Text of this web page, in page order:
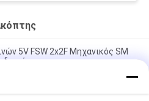
5V FSW 2x2F Μηχανικός SM
διακόπτης
QSFP28 40 100G 80KM Δύο ίνες